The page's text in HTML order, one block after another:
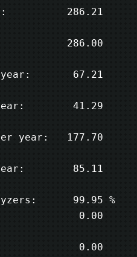
286.21
286.00
year:       67.21
year:        41.29
year:   177.70
85.11
99.95 %
0.00
0.00